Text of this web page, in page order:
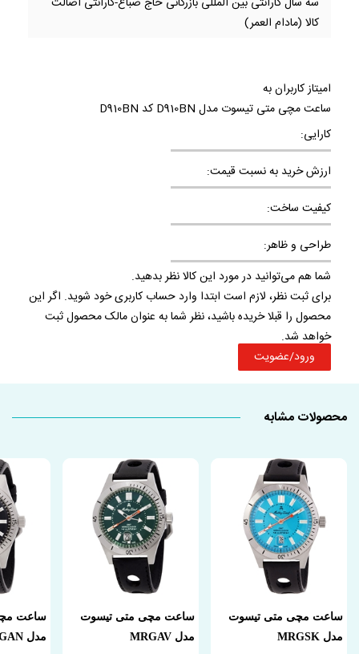
کالا (مادام العمر)
امیتاز کاربران به
ساعت مچی متی تیسوت مدل D910BN کد D910BN
کارایی:
ارزش خرید به نسبت قیمت:
کیفیت ساخت:
طراحی و ظاهر:
شما هم می‌توانید در مورد این کالا نظر بدهید.
برای ثبت نظر، لازم است ابتدا وارد حساب کاربری خود شوید. اگر این
محصول را قبلا خریده باشید، نظر شما به عنوان مالک محصول ثبت
خواهد شد.
ورود/عضویت
محصولات مشابه
ساعت مچی متی تیسوت
مدل MRGSK
ساعت مچی متی تیسوت
مدل MRGAV
ساعت
مدل MRGAN